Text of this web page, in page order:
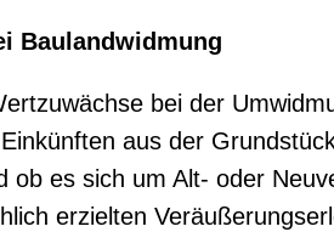
Baulandwidmung
bei der
aus der
es sich um Alt- oder
erzielten